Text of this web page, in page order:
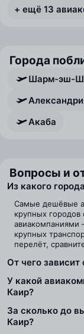
+ ещё 13
Города
Шарм-эш-
Акаба
Вопросы и
Из какого
Самые дешёвые
крупных
авиакомпаниями
крупных
перелёт,
От чего зависит
У какой
Каир?
За сколько до
Каир?